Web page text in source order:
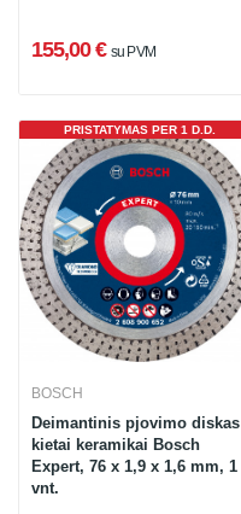
155,00 € su PVM
PRISTATYMAS PER 1 D.D.
BOSCH
Deimantinis pjovimo diskas
kietai keramikai Bosch
Expert, 76 x 1,9 x 1,6 mm, 1
vnt.